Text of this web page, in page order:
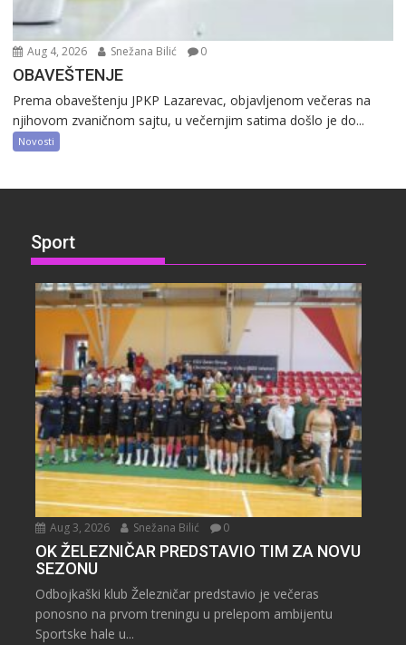
Aug 4, 2026 Snežana Bilić 0
OBAVEŠTENJE
Prema obaveštenju JPKP Lazarevac, objavljenom večeras na
njihovom zvaničnom sajtu, u večernjim satima došlo je do...
Novosti
Sport
Aug 3, 2026 Snežana Bilić 0
OK ŽELEZNIČAR PREDSTAVIO TIM ZA NOVU
SEZONU
Odbojkaški klub Železničar predstavio je večeras
ponosno na prvom treningu u prelepom ambijentu
Sportske hale u...